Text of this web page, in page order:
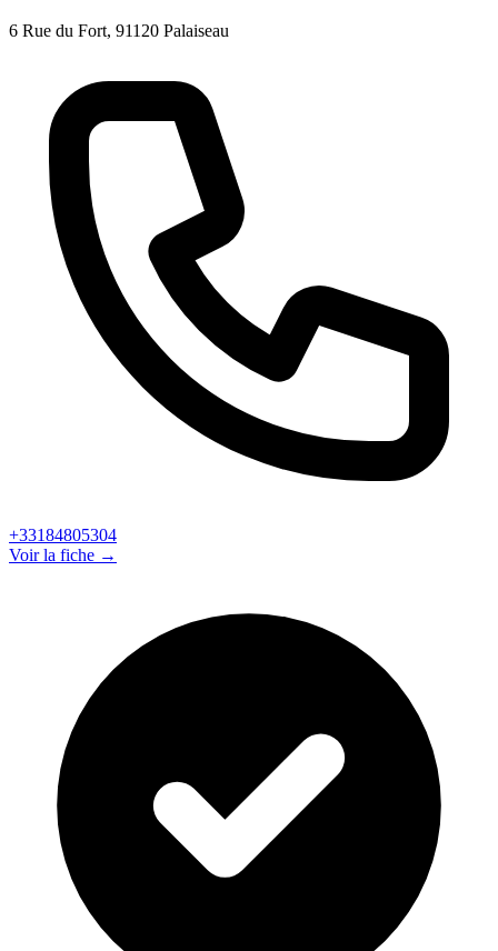
6 Rue du Fort, 91120 Palaiseau
+33184805304
Voir la fiche →